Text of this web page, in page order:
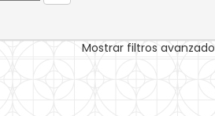
Mostrar filtros